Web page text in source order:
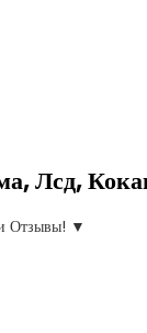
Лсд,
Отзывы! ▼